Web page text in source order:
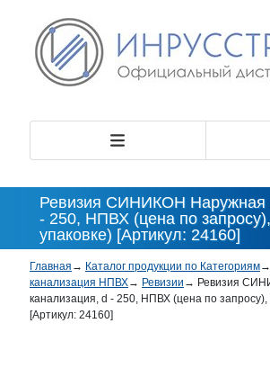
Ревизия СИНИКОН Наружная
- 250, НПВХ (цена по
упаковке) [Артикул: 24160]
Главная → Каталог продукции по Категориям→
канализация НПВХ→ Ревизии → Ревизия
канализация, d - 250, НПВХ (цена по запросу),
[Артикул: 24160]